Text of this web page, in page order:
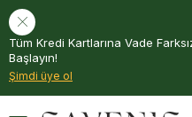
Tüm Kredi Kartlarına Vade
Başlayın!
Şimdi üye ol